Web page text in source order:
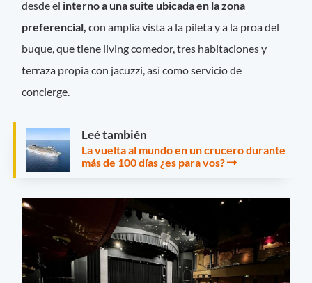
desde el interno a una suite ubicada en la zona
preferencial,con amplia vista a la pileta y a la proa del
buque, que tiene living comedor, tres habitaciones y
terraza propia con jacuzzi, así como servicio de
concierge.
Leé también
La vuelta al mundo en un crucero durante
más de 100 días ¿es para vos?